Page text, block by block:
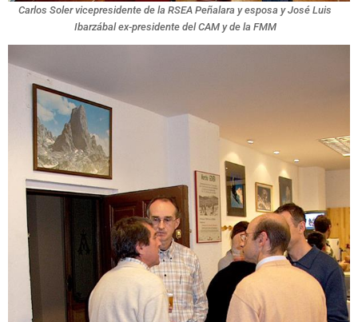
Carlos Soler vicepresidente de la RSEA Peñalara y esposa y José Luis
Ibarzábal ex-presidente del CAM y de la FMM